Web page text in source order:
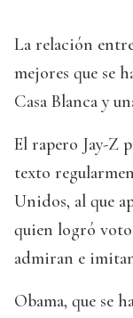
La relación
mejores que se
Casa Blanca y
El rapero Jay-Z
texto
Unidos, al que
quien logró
admiran e
Obama, que se